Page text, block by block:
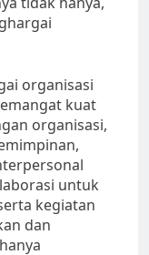
organisasi
kuat
organisasi,
untuk
kegiatan
dan